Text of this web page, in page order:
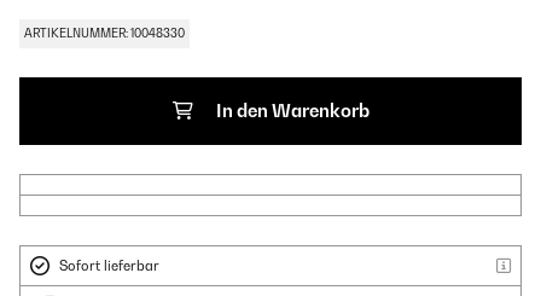
ARTIKELNUMMER: 10048330
In den Warenkorb
Sofort lieferbar